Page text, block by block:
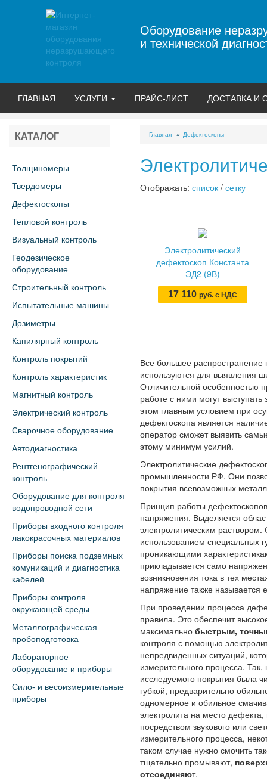
Оборудование
и технической
ГЛАВНАЯ УСЛУГИ ПРАЙС-ЛИСТ ДОСТАВКА И
КАТАЛОГ
Толщиномеры
Твердомеры
Дефектоскопы
Тепловой контроль
Визуальный контроль
Геодезическое
оборудование
Строительный контроль
Испытательные машины
Дозиметры
Капилярный контроль
Контроль покрытий
Контроль характеристик
Магнитный контроль
Электрический контроль
Сварочное оборудование
Автодиагностика
Рентгенографический
контроль
Оборудование для контроля
водопроводной сети
Приборы входного контроля
лакокрасочных материалов
Приборы поиска подземных
комуникаций и диагностика
кабелей
Приборы контроля
окружающей среды
Металлографическая
пробоподготовка
Лабораторное
оборудование и приборы
Сило- и весоизмерительные
приборы
Главная Дефектоскопы
Отображать: список / сетку
Электролитический
дефектоскоп Константа
ЭД2 (9В)
17 110 руб. с НДС
Все большее
используются для выявления
Отличительной особенностью
работе с ними могут
этом главным условием при
дефектоскопа является
оператор сможет выявить
этому минимум усилий.
Электролитические
промышленности РФ. Они
покрытия всевозможных
Принцип работы
напряжения. Выделяется
электролитическим
использованием специальных
проникающими
прикладывается само
возникновения тока в тех
напряжение также называется
При проведении процесса
правила. Это обеспечит
максимально быстрым,
контроля с помощью
непредвиденных ситуаций,
измерительного процесса.
исследуемого покрытия была
губкой, предварительно
одномерное и обильное
электролита на место
посредством звукового или
измерительного процесса,
таком случае нужно смочить
тщательно промывают,
отсоединяют.